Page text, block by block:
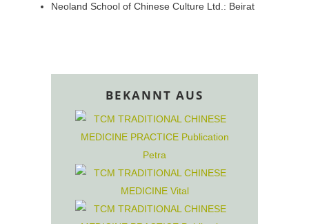
Neoland School of Chinese Culture Ltd.: Beirat
BEKANNT AUS